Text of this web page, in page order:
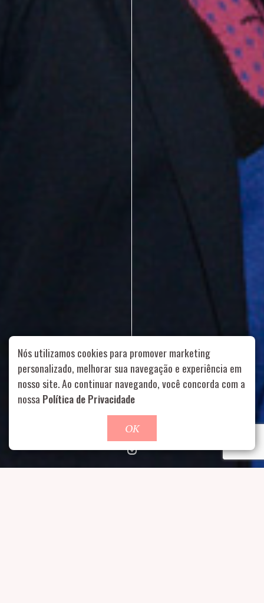
Rua Aurélia, 1714 – Vila Romana, São Paulo – SP | 55 11
99178-5848 | contato@nucleofood.com
Role para continar
Nós utilizamos cookies para promover marketing
personalizado, melhorar sua navegação e experiência em
nosso site. Ao continuar navegando, você concorda com a
nossa Política de Privacidade
OK